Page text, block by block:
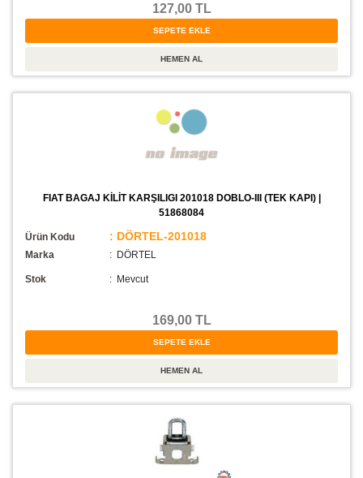
127,00 TL
FIAT BAGAJ KİLİT KARŞILIGI 201018 DOBLO-III (TEK KAPI) |
51868084
Ürün Kodu : DÖRTEL-201018
Marka : DÖRTEL
Stok : Mevcut
169,00 TL